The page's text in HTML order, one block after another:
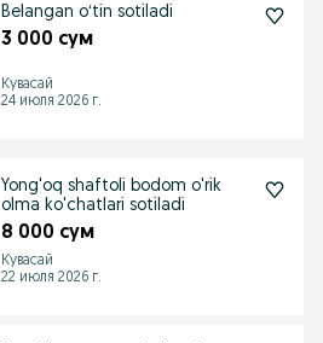
Belangan oʻtin sotiladi
3 000 сум
Кувасай
24 июля 2026 г.
Yong'oq shaftoli bodom o'rik
olma ko'chatlari sotiladi
8 000 сум
Кувасай
22 июля 2026 г.